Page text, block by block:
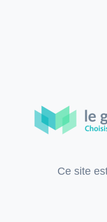
Ce site